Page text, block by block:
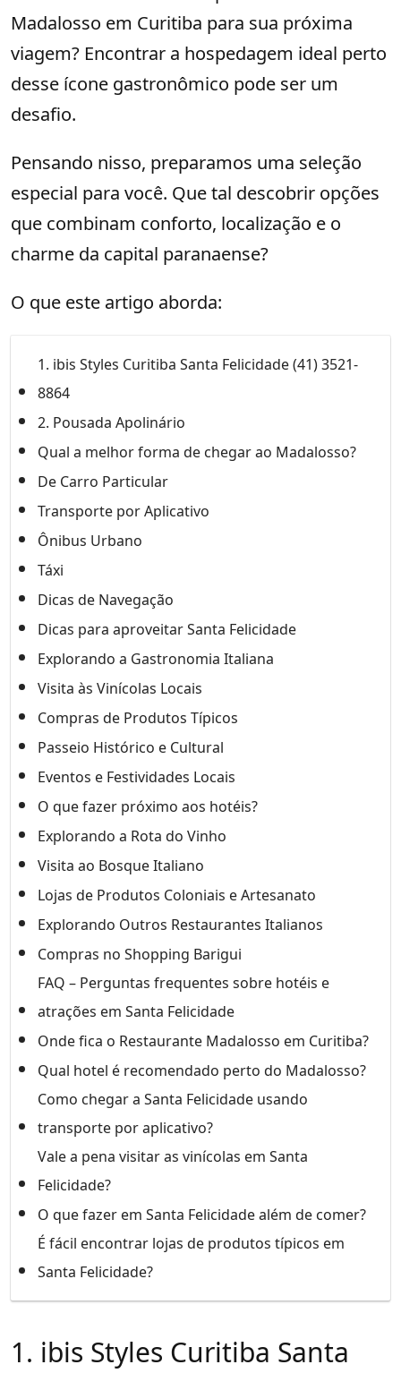
Madalosso em Curitiba para sua próxima
viagem? Encontrar a hospedagem ideal perto
desse ícone gastronômico pode ser um
desafio.
Pensando nisso, preparamos uma seleção
especial para você. Que tal descobrir opções
que combinam conforto, localização e o
charme da capital paranaense?
O que este artigo aborda:
1. ibis Styles Curitiba Santa Felicidade (41) 3521-
8864
2. Pousada Apolinário
Qual a melhor forma de chegar ao Madalosso?
De Carro Particular
Transporte por Aplicativo
Ônibus Urbano
Táxi
Dicas de Navegação
Dicas para aproveitar Santa Felicidade
Explorando a Gastronomia Italiana
Visita às Vinícolas Locais
Compras de Produtos Típicos
Passeio Histórico e Cultural
Eventos e Festividades Locais
O que fazer próximo aos hotéis?
Explorando a Rota do Vinho
Visita ao Bosque Italiano
Lojas de Produtos Coloniais e Artesanato
Explorando Outros Restaurantes Italianos
Compras no Shopping Barigui
FAQ – Perguntas frequentes sobre hotéis e
atrações em Santa Felicidade
Onde fica o Restaurante Madalosso em Curitiba?
Qual hotel é recomendado perto do Madalosso?
Como chegar a Santa Felicidade usando
transporte por aplicativo?
Vale a pena visitar as vinícolas em Santa
Felicidade?
O que fazer em Santa Felicidade além de comer?
É fácil encontrar lojas de produtos típicos em
Santa Felicidade?
1. ibis Styles Curitiba Santa